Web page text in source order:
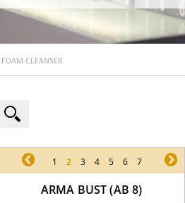
CLEANSER
pr 1 2 3 4 5 6 7
ARMA BUST (AB 8)